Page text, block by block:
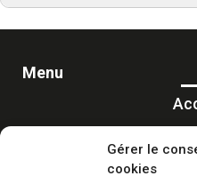
Gérer le
cookies
Moulage France
Moulage Marseille
Menu